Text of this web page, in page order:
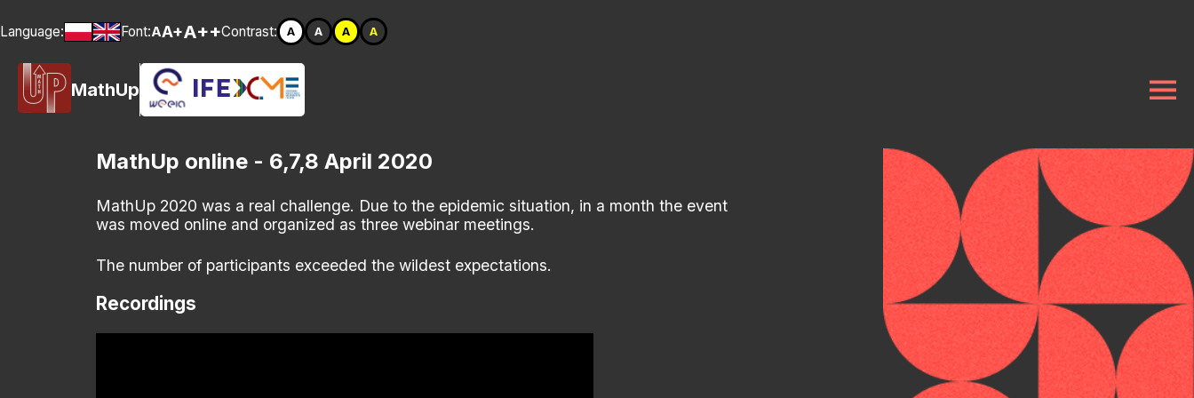
Language: Font:AA+A++Contrast: A A A A
MathUp
MathUp online - 6,7,8 April 2020
MathUp 2020 was a real challenge. Due to the epidemic situation, in a month the event
was moved online and organized as three webinar meetings.
The number of participants exceeded the wildest expectations.
Recordings